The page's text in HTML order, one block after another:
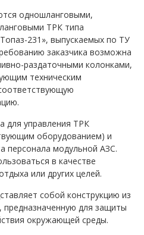
одношланговыми,
ТРК типа
231», выпускаемых по ТУ
заказчика возможна
раздаточными колонками,
техническим
для управления ТРК
оборудованием) и
персонала модульной АЗС.
в качестве
или других целей.
собой конструкцию из
предназначенную для защиты
окружающей среды.